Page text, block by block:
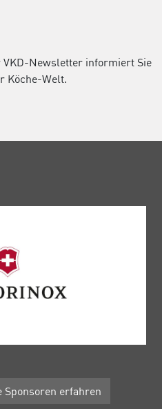
Newsletter informiert Sie
Köche-Welt.
erfahren